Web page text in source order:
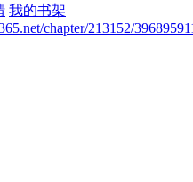
我的书架
chapter/213152/